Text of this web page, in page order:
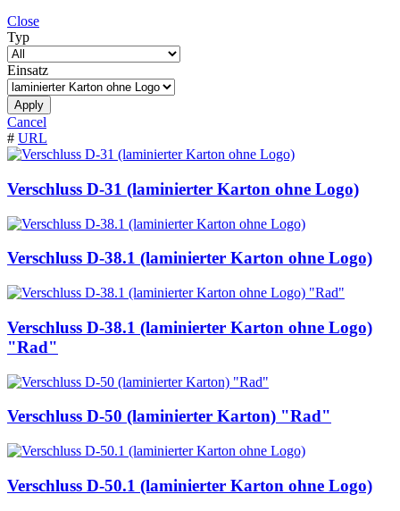
Close
Typ
Einsatz
Apply
Cancel
# URL
Verschluss D-31 (laminierter Karton ohne Logo)
Verschluss D-38.1 (laminierter Karton ohne Logo)
Verschluss D-38.1 (laminierter Karton ohne Logo)
"Rad"
Verschluss D-50 (laminierter Karton) "Rad"
Verschluss D-50.1 (laminierter Karton ohne Logo)